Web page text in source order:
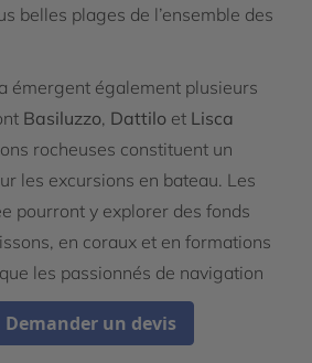
Demander un devis
belles plages de l’ensemble des
émergent également plusieurs
Basiluzzo, Dattilo et Lisca
rocheuses constituent un
les excursions en bateau. Les
pourront y explorer des fonds
en coraux et en formations
les passionnés de navigation
criques sauvages
par la mer. Les excursions au